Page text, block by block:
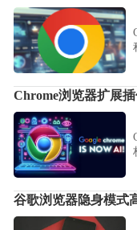
Chrome浏览器扩展
谷歌浏览器隐身模式